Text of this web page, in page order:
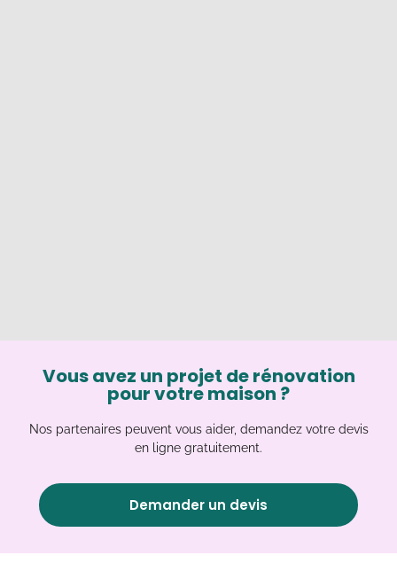
Vous avez un projet de rénovation
pour votre maison ?
Nos partenaires peuvent vous aider, demandez votre devis
en ligne gratuitement.
Demander un devis